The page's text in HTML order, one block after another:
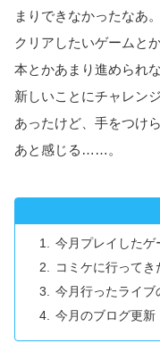
まりできなかったなあ。
クリアしたいゲームと
本とかあまり進められ
新しいことにチャレン
あったけど、手をつけ
あと感じる……。
今月プレイしたゲ
コミケに行ってき
今月行ったライブ
今月のブログ更新